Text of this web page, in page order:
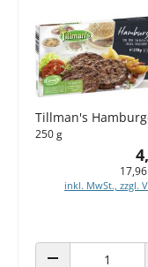
Tillman's
250 g
inkl. MwSt., zzgl.